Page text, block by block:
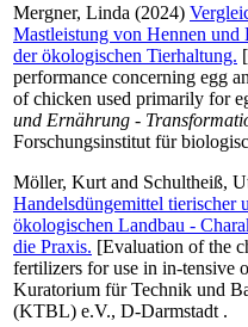
Mergner, Linda (2024)
Mastleistung von Hennen und
der ökologischen Tierhaltung.
performance concerning egg
of chicken used primarily for
und Ernährung -
Forschungsinstitut für
Möller, Kurt and Schultheiß,
Handelsdüngemittel tierischer
ökologischen Landbau -
die Praxis. [Evaluation of the
fertilizers for use in in-tensive
Kuratorium für Technik und
(KTBL) e.V., D-Darmstadt .